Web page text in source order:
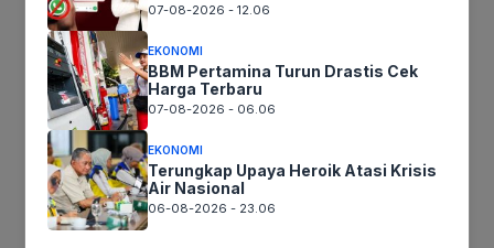
Simpan nama, email, dan situs web saya pada peramban
ini untuk komentar saya berikutnya.
Recent News
07-08-2026 - 12.06
EKONOMI
BBM Pertamina Turun Drastis Cek
Harga Terbaru
07-08-2026 - 06.06
EKONOMI
Terungkap Upaya Heroik Atasi Krisis
Air Nasional
06-08-2026 - 23.06